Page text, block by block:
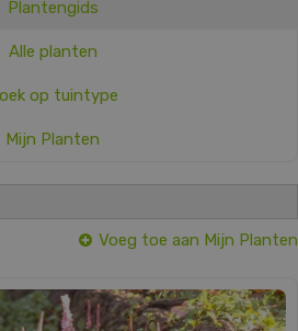
Plantengids
Alle planten
op tuintype
Mijn Planten
Voeg toe aan Mijn Planten